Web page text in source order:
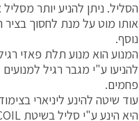
הסליל. ניתן להניע יותר
אותו מוט על מנת לחסוך בציר
נוסף.
המנוע הוא מנוע תלת פאזי
להניעו ע"י מגבר רגיל
פחמים.
עוד שיטה להינע ליניארי